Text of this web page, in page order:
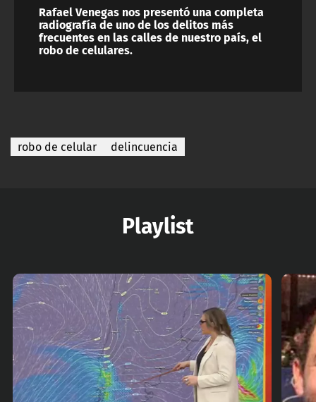
Rafael Venegas nos presentó una completa
radiografía de uno de los delitos más
frecuentes en las calles de nuestro país, el
robo de celulares.
robo de celular delincuencia
Playlist